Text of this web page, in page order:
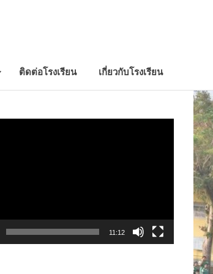
ติดต่อโรงเรียน เกี่ยวกับโรงเรียน
11:12